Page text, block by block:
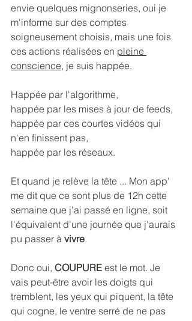
envie quelques mignonseries, oui je
m'informe sur des comptes
soigneusement choisis, mais une fois
ces actions réalisées en pleine
conscience, je suis happée.
Happée par l'algorithme,
happée par les mises à jour de feeds,
happée par ces courtes vidéos qui
n'en finissent pas,
happée par les réseaux.
Et quand je relève la tête ... Mon app'
me dit que ce sont plus de 12h cette
semaine que j'ai passé en ligne, soit
l'équivalent d'une journée que j'aurais
pu passer à vivre.
Donc oui, COUPURE est le mot. Je
vais peut-être avoir les doigts qui
tremblent, les yeux qui piquent, la tête
qui cogne, le ventre serré de ne pas